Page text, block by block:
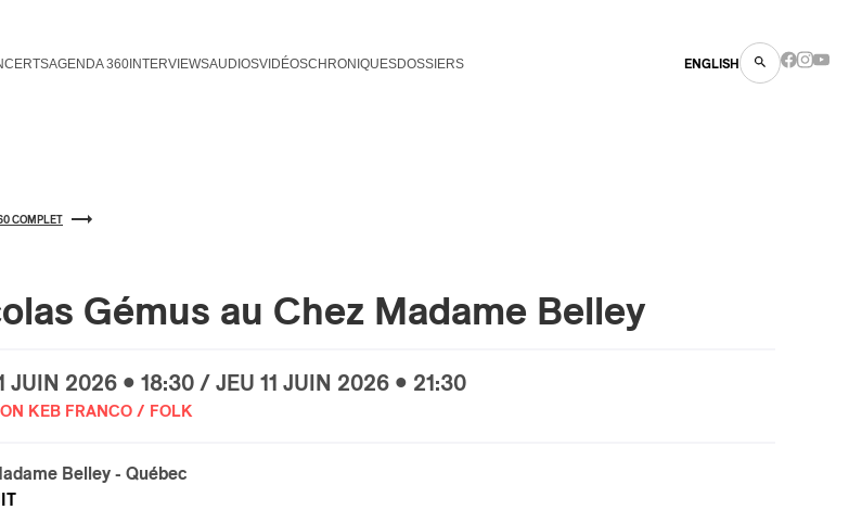
AGENDA 360INTERVIEWSAUDIOSVIDÉOSCHRONIQUESDOSSIERS ENGLISH
COMPLET
Gémus au Chez Madame Belley
JUIN 2026 • 18:30 / JEU 11 JUIN 2026 • 21:30
KEB FRANCO / FOLK
Belley - Québec